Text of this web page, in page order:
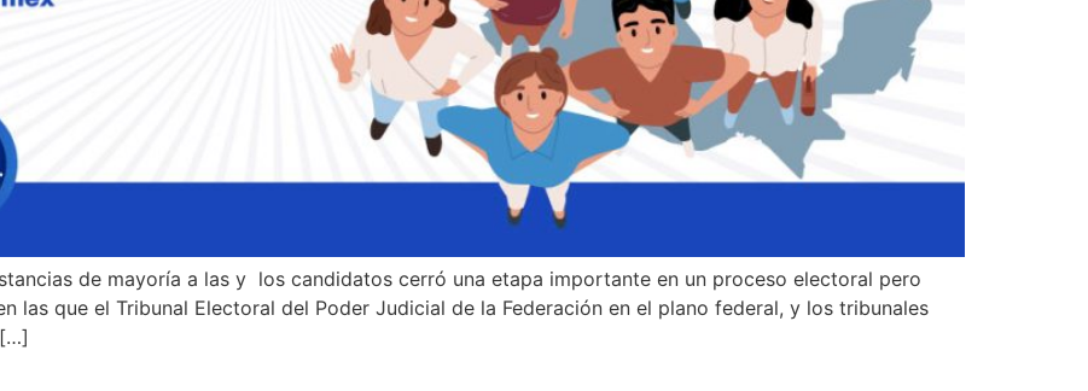
de mayoría a las y los candidatos cerró una etapa importante en un proceso electoral pero
las que el Tribunal Electoral del Poder Judicial de la Federación en el plano federal, y los tribunales